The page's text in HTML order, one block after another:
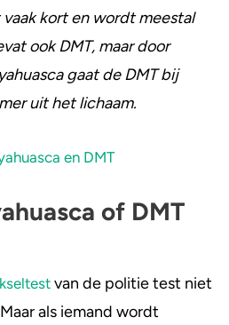
vaak kort en wordt meestal
ook DMT, maar door
gaat de DMT bij
uit het lichaam.
en DMT
of DMT
van de politie test niet
als iemand wordt